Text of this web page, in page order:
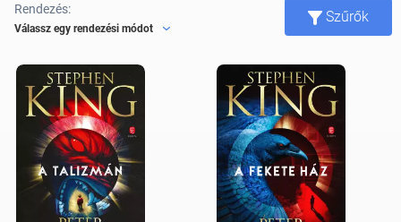
Rendezés:
Válassz egy rendezési módot
Szűrők